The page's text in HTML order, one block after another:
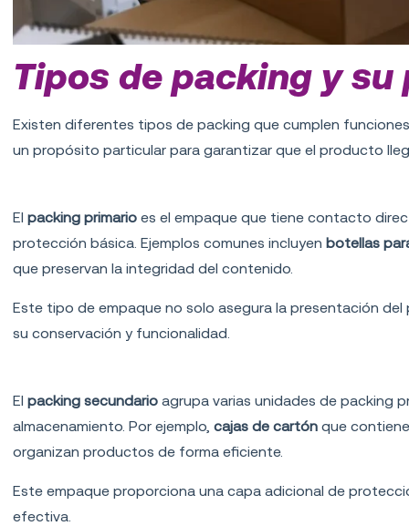
Tipos de packing y
Existen diferentes tipos de packing que cumplen
un propósito particular para garantizar que el producto
Elpacking primario es el empaque que tiene contacto
protección básica. Ejemplos comunes incluyen botellas
que preservan la integridad del contenido.
Este tipo de empaque no solo asegura la presentación
su conservación y funcionalidad.
Elpacking secundario agrupa varias unidades de packing
almacenamiento. Por ejemplo,cajas de cartón que
organizan productos de forma eficiente.
Este empaque proporciona una capa adicional de
efectiva.